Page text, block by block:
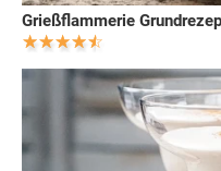
Grießflammerie